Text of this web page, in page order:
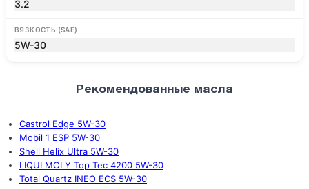
3.2
ВЯЗКОСТЬ (SAE)
5W-30
Рекомендованные масла
Castrol Edge 5W-30
Mobil 1 ESP 5W-30
Shell Helix Ultra 5W-30
LIQUI MOLY Top Tec 4200 5W-30
Total Quartz INEO ECS 5W-30